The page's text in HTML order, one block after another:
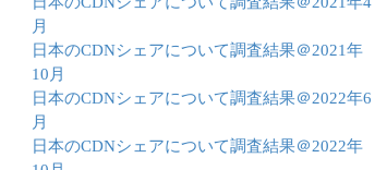
月
日本のCDNシェアについて調査結果＠2021年
10月
日本のCDNシェアについて調査結果＠2022年6
月
日本のCDNシェアについて調査結果＠2022年